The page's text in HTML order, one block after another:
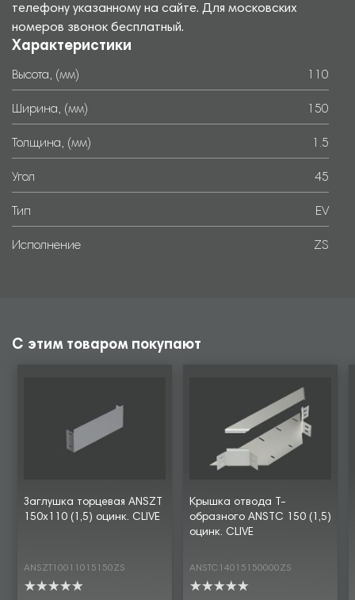
телефону указанному на сайте. Для московских
номеров звонок бесплатный.
Характеристики
Высота, (мм) 110
Ширина, (мм) 150
Толщина, (мм) 1.5
Угол 45
Тип EV
Исполнение ZS
С этим товаром покупают
Заглушка торцевая ANSZT
150х110 (1,5) оцинк. CLIVE
ANSZT10011015150ZS
Крышка отвода Т-
образного ANSTC 150 (1,5)
оцинк. CLIVE
ANSTC14015150000ZS